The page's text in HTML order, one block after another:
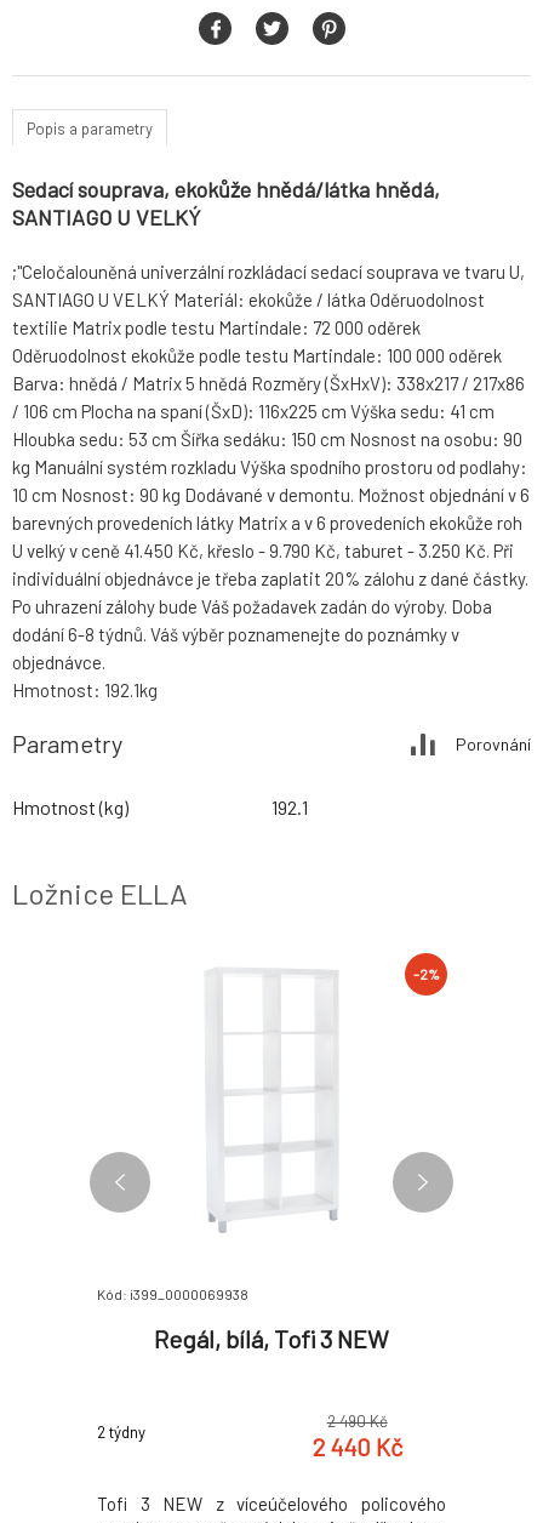
Popis a parametry
Sedací souprava, ekokůže hnědá/látka hnědá,
SANTIAGO U VELKÝ
;"Celočalouněná univerzální rozkládací sedací souprava ve tvaru U,
SANTIAGO U VELKÝ Materiál: ekokůže / látka Oděruodolnost
textilie Matrix podle testu Martindale: 72 000 oděrek
Oděruodolnost ekokůže podle testu Martindale: 100 000 oděrek
Barva: hnědá / Matrix 5 hnědá Rozměry (ŠxHxV): 338x217 / 217x86
/ 106 cm Plocha na spaní (ŠxD): 116x225 cm Výška sedu: 41 cm
Hloubka sedu: 53 cm Šířka sedáku: 150 cm Nosnost na osobu: 90
kg Manuální systém rozkladu Výška spodního prostoru od podlahy:
10 cm Nosnost: 90 kg Dodávané v demontu. Možnost objednání v 6
barevných provedeních látky Matrix a v 6 provedeních ekokůže roh
U velký v ceně 41.450 Kč, křeslo - 9.790 Kč, taburet - 3.250 Kč. Při
individuální objednávce je třeba zaplatit 20% zálohu z dané částky.
Po uhrazení zálohy bude Váš požadavek zadán do výroby. Doba
dodání 6-8 týdnů. Váš výběr poznamenejte do poznámky v
objednávce.
Hmotnost: 192.1kg
Parametry Porovnání
Hmotnost (kg) 192.1
Ložnice ELLA
-2%
Kód: i399_0000069938
Regál, bílá, Tofi 3 NEW
2 týdny
2 490 Kč
2 440 Kč
Tofi 3 NEW z víceúčelového policového